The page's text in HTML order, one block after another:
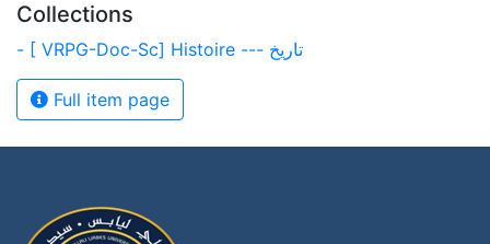
Collections
- [ VRPG-Doc-Sc] Histoire --- تاريخ
Full item page